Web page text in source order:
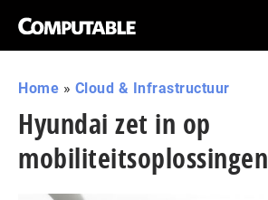
Home » Cloud & Infrastructuur
Hyundai zet in op
mobiliteitsoplossingen